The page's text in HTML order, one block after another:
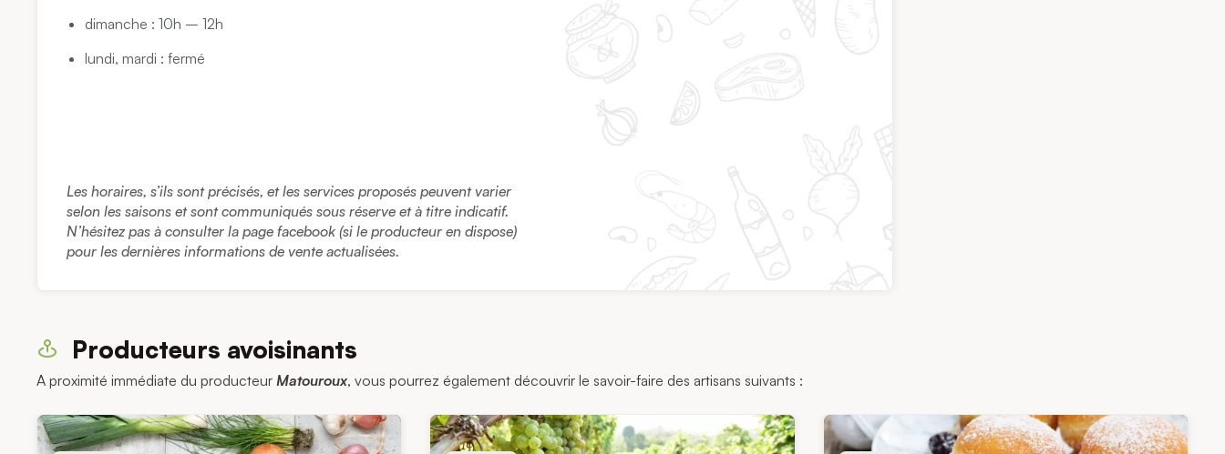
dimanche : 10h – 12h
lundi, mardi : fermé
Les horaires, s’ils sont précisés, et les services proposés peuvent varier
selon les saisons et sont communiqués sous réserve et à titre indicatif.
N’hésitez pas à consulter la page facebook (si le producteur en dispose)
pour les dernières informations de vente actualisées.
Producteurs avoisinants
A proximité immédiate du producteurMatouroux, vous pourrez également découvrir le savoir-faire des artisans suivants :